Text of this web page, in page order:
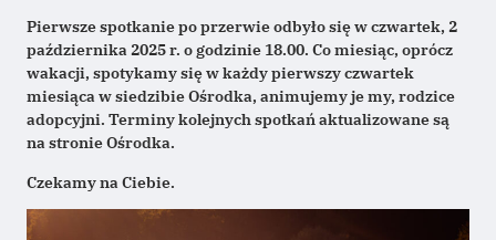
Pierwsze spotkanie po przerwie odbyło się w czwartek, 2
października 2025 r. o godzinie 18.00. Co miesiąc, oprócz
wakacji, spotykamy się w każdy pierwszy czwartek
miesiąca w siedzibie Ośrodka, animujemy je my, rodzice
adopcyjni. Terminy kolejnych spotkań aktualizowane są
na stronie Ośrodka.
Czekamy na Ciebie.